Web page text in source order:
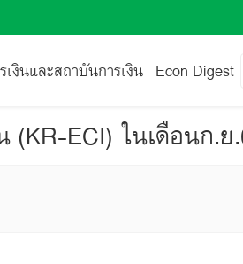
เงินและสถาบันการเงิน Econ Digest